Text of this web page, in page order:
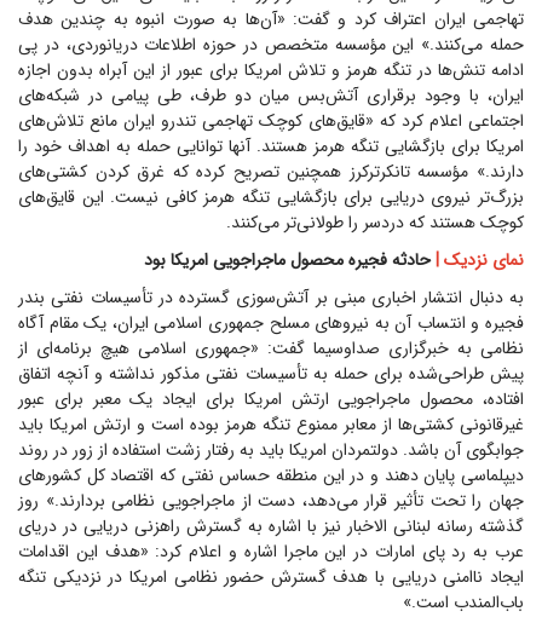
تهاجمی ایران اعتراف کرد و گفت: «آن‌ها به صورت انبوه به چندین هدف
حمله می‌کنند.» این مؤسسه متخصص در حوزه اطلاعات دریانوردی، در پی
ادامه تنش‌ها در تنگه هرمز و تلاش امریکا برای عبور از این آبراه بدون اجازه
ایران، با وجود برقراری آتش‌بس میان دو طرف، طی پیامی در شبکه‌های
اجتماعی اعلام کرد که «قایق‌های کوچک تهاجمی تندرو ایران مانع تلاش‌های
امریکا برای بازگشایی تنگه هرمز هستند. آنها توانایی حمله به اهداف خود را
دارند.» مؤسسه تانکرترکرز همچنین تصریح کرده که غرق کردن کشتی‌های
بزرگ‌تر نیروی دریایی برای بازگشایی تنگه هرمز کافی نیست. این قایق‌های
کوچک هستند که دردسر را طولانی‌تر می‌کنند.
نمای نزدیک |حادثه فجیره محصول ماجراجویی امریکا بود
به دنبال انتشار اخباری مبنی بر آتش‌سوزی گسترده در تأسیسات نفتی بندر
فجیره و انتساب آن به نیرو‌های مسلح جمهوری اسلامی ایران، یک مقام آگاه
نظامی به خبرگزاری صداوسیما گفت: «جمهوری اسلامی هیچ برنامه‌ای از
پیش طراحی‌شده برای حمله به تأسیسات نفتی مذکور نداشته و آنچه اتفاق
افتاده، محصول ماجراجویی ارتش امریکا برای ایجاد یک معبر برای عبور
غیرقانونی کشتی‌ها از معابر ممنوع تنگه هرمز بوده است و ارتش امریکا باید
جوابگوی آن باشد. دولتمردان امریکا باید به رفتار زشت استفاده از زور در روند
دیپلماسی پایان دهند و در این منطقه حساس نفتی که اقتصاد کل کشور‌های
جهان را تحت تأثیر قرار می‌دهد، دست از ماجراجویی نظامی بردارند.» روز
گذشته رسانه لبنانی الاخبار نیز با اشاره به گسترش راهزنی دریایی در دریای
عرب به رد پای امارات در این ماجرا اشاره و اعلام کرد: «هدف این اقدامات
ایجاد ناامنی دریایی با هدف گسترش حضور نظامی امریکا در نزدیکی تنگه
باب‌المندب است.»